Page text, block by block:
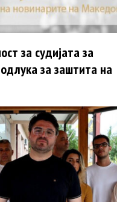
за судијата за
за заштита на